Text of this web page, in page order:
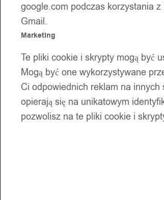
google.com podczas korzystania
Gmail.
Marketing
Te pliki cookie i skrypty mogą być
Mogą być one wykorzystywane
Ci odpowiednich reklam na
opierają się na unikatowym
pozwolisz na te pliki cookie i